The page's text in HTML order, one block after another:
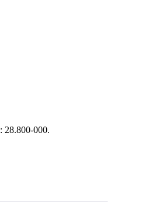
28.800-000.